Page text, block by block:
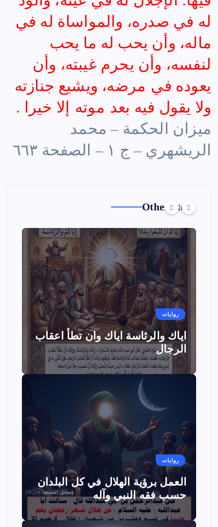
له في صدره، والمواساة له في
ماله، وأن يحب له ما يحب
لنفسه، وأن يحرم غيبته، وأن
يعوده في مرضه، ويشيع جنازته
ولا يقول فيه بعد موته إلا خيرا .
ميزان الحكمة – محمد
الريشهري – ج ١ – الصفحة ٦٦٣
Other Story
روايات
اياك والرئاسة اياك وان تطأ اعقاب
الرجال
روايات
العمل برؤية الهلال في كل البلدان
حسب فقه النبي وآله